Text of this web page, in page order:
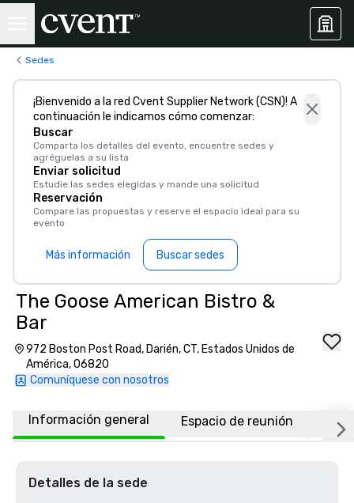
Sedes
¡Bienvenido a la red Cvent Supplier Network (CSN)! A
continuación le indicamos cómo comenzar:
Buscar
Comparta los detalles del evento, encuentre sedes y
agréguelas a su lista
Enviar solicitud
Estudie las sedes elegidas y mande una solicitud
Reservación
Compare las propuestas y reserve el espacio ideal para su
evento
Más información Buscar sedes
The Goose American Bistro &
Bar
972 Boston Post Road, Darién, CT, Estados Unidos de
América, 06820
Comuníquese con nosotros
Información general Espacio de reunión
Detalles de la sede